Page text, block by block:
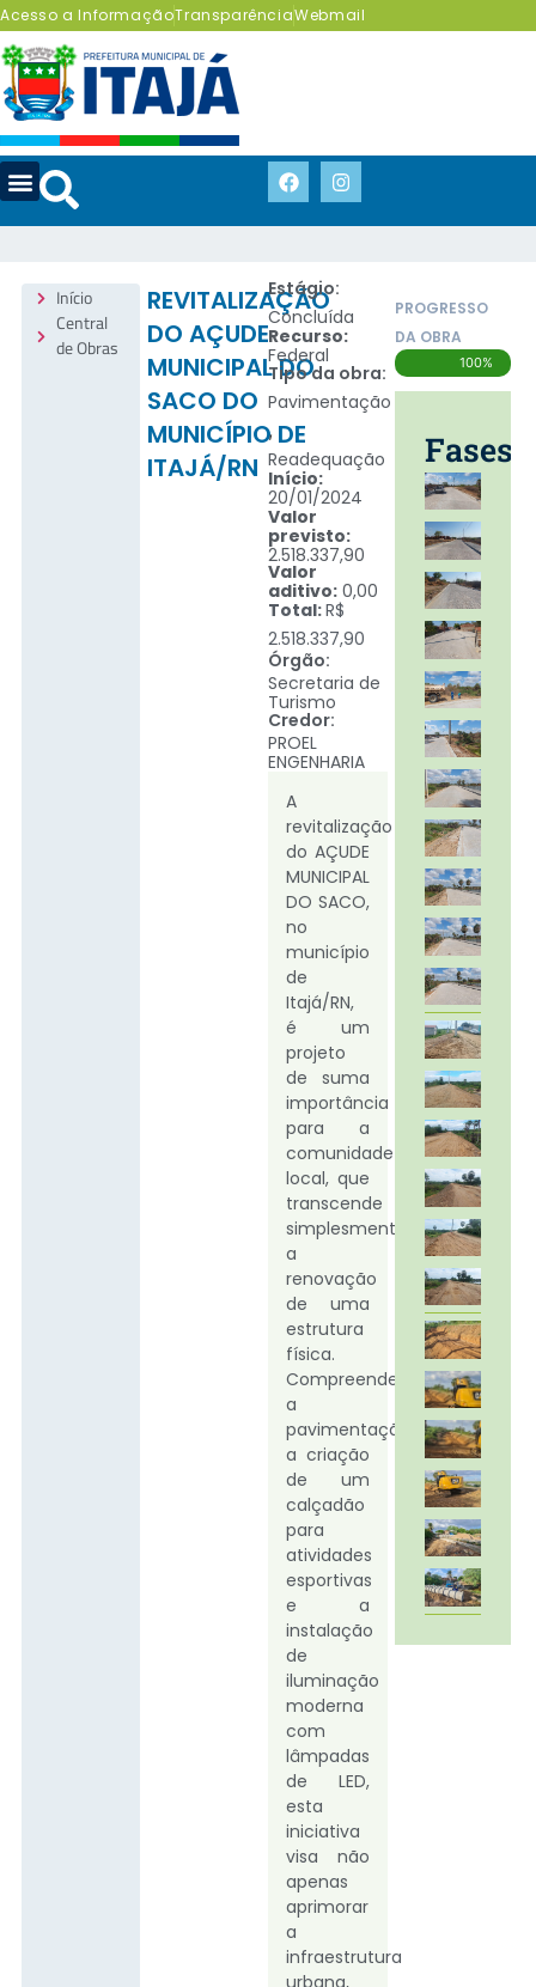
Acesso a InformaçãoTransparênciaWebmail
Início
Central
de Obras
REVITALIZAÇÃO
DO AÇUDE
MUNICIPAL DO
SACO DO
MUNICÍPIO DE
ITAJÁ/RN
Estágio:
Concluída
Recurso:
Federal
Tipo da obra:
Pavimentação
,
Readequação
Início:
20/01/2024
Valor
previsto:
2.518.337,90
Valor
aditivo: 0,00
Total:R$
2.518.337,90
Órgão:
Secretaria de
Turismo
Credor:
PROEL
ENGENHARIA
A
revitalização
do AÇUDE
MUNICIPAL
DO SACO,
no
município
de
Itajá/RN,
é um
projeto
de suma
importância
para a
comunidade
local, que
transcende
simplesmente
a
renovação
de uma
estrutura
física.
Compreendendo
a
pavimentação,
a criação
de um
calçadão
para
atividades
esportivas
e a
instalação
de
iluminação
moderna
com
lâmpadas
de LED,
esta
iniciativa
visa não
apenas
aprimorar
a
infraestrutura
urbana,
PROGRESSO
DA OBRA
100%
Fases